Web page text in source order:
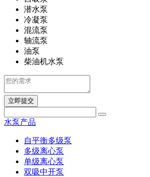
潜水泵
冷凝泵
混流泵
轴流泵
油泵
柴油机水泵
立即提交
水泵产品
自平衡多级泵
多级离心泵
单级离心泵
双吸中开泵